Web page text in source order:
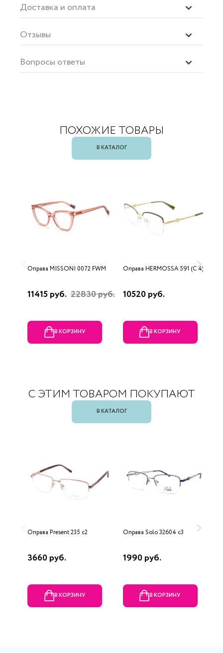
Доставка и оплата
Отзывы
Вопросы ответы
ПОХОЖИЕ ТОВАРЫ
В КАТАЛОГ
Оправа MISSONI 0072 FWM
11415 руб. 22830 руб.
В КОРЗИНУ
Оправа HERMOSSA 591 (C 4)
10520 руб.
В КОРЗИНУ
С ЭТИМ ТОВАРОМ ПОКУПАЮТ
В КАТАЛОГ
Оправа Present 235 с2
3660 руб.
В КОРЗИНУ
Оправа Solo 32604 c3
1990 руб.
В КОРЗИНУ